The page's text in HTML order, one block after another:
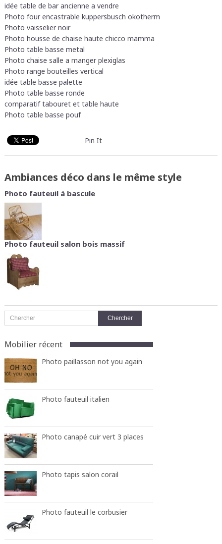
idée table de bar ancienne a vendre
Photo four encastrable kuppersbusch okotherm
Photo vaisselier noir
Photo housse de chaise haute chicco mamma
Photo table basse metal
Photo chaise salle a manger plexiglas
Photo range bouteilles vertical
idée table basse palette
Photo table basse ronde
comparatif tabouret et table haute
Photo table basse pouf
Pin It
Ambiances déco dans le même style
Photo fauteuil à bascule
Photo fauteuil salon bois massif
Mobilier récent
Photo paillasson not you again
Photo fauteuil italien
Photo canapé cuir vert 3 places
Photo tapis salon corail
Photo fauteuil le corbusier